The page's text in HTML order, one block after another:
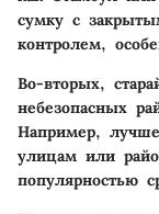
сумку с
контролем,
Во-вторых,
небезопасных
Например,
улицам или
популярностью